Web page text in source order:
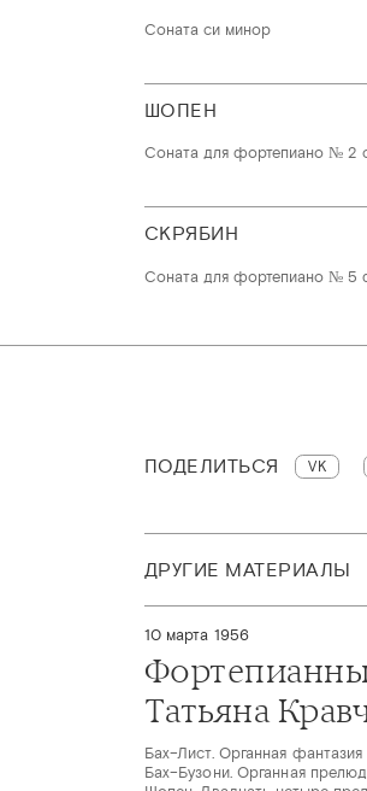
Соната си минор
ШОПЕН
Соната для фортепиано № 2
СКРЯБИН
Соната для фортепиано № 5
ПОДЕЛИТЬСЯ VK
ДРУГИЕ МАТЕРИАЛЫ
10 марта 1956
Татьяна
Бах–Лист. Органная
Бах–Бузони. Органная